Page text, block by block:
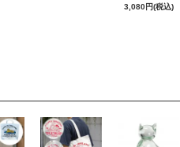
3,080円(税込)